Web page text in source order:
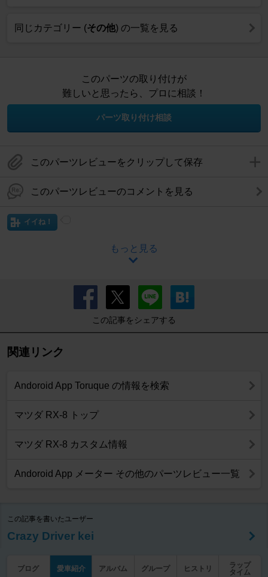
同じカテゴリー (その他) の一覧を見る
このパーツの取り付けが
難しいと思ったら、プロに相談！
パーツ取り付け相談
このパーツレビューをクリップして保存
このパーツレビューのコメントを見る
イイね！
もっと見る
この記事をシェアする
関連リンク
Andoroid App Toruque の情報を検索
マツダ RX-8 トップ
マツダ RX-8 カスタム情報
Andoroid App メーター その他のパーツレビュー一覧
この記事を書いたユーザー
Crazy Driver kei
ブログ 愛車紹介 アルバム グループ ヒストリ
ラップ
タイム